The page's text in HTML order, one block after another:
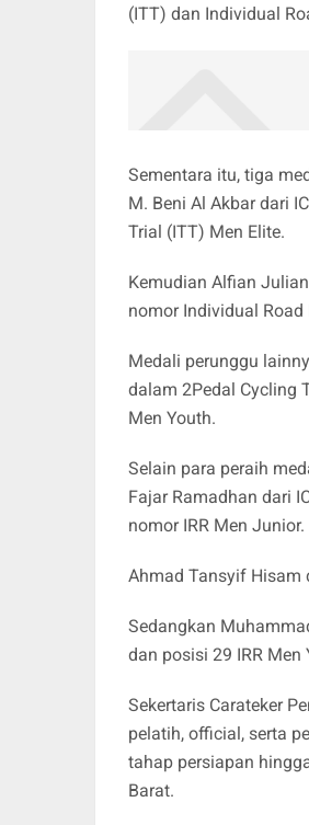
(ITT) dan Individual
Sementara itu, tiga
M. Beni Al Akbar dari
Trial (ITT) Men Elite.
Kemudian Alfian
nomor Individual Road
Medali perunggu
dalam 2Pedal Cycling
Men Youth.
Selain para peraih
Fajar Ramadhan dari
nomor IRR Men Junior.
Ahmad Tansyif Hisam
Sedangkan
dan posisi 29 IRR Men
Sekertaris Carateker
pelatih, official, serta
tahap persiapan
Barat.